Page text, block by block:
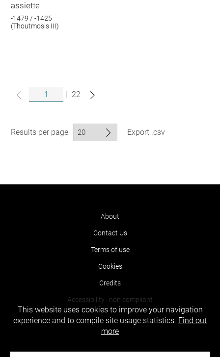
assiette
-1479 / -1425
(Thoutmosis III)
| 22
Results per page Export .csv
About
Contact Us
Terms of use
Cookies
Credits
Accessibility : non compliant
This website uses cookies to improve your navigation
experience and to compile site usage statistics. Find out
more